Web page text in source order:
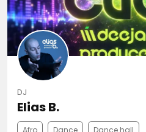
DJ
Elias B.
Afro Dance Dance hall